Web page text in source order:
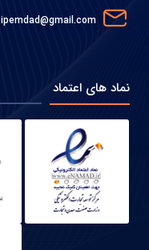
ipemdad@gmail.com
نماد های اعتماد